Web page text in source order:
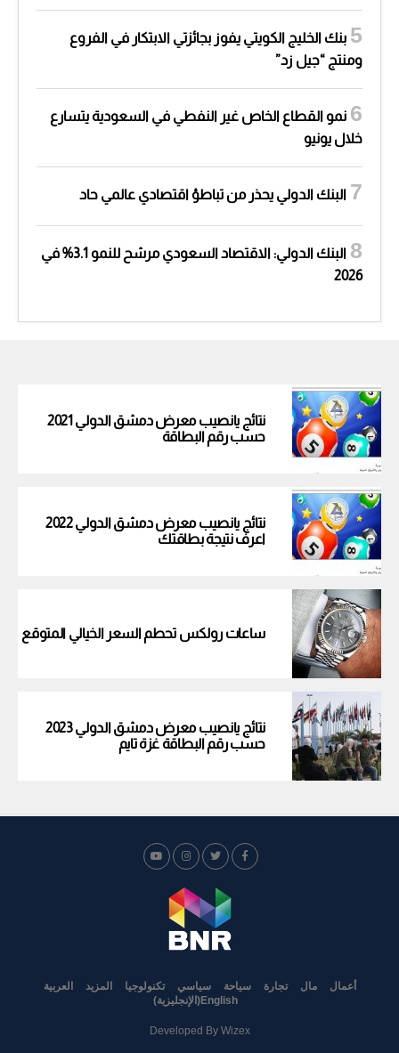
بنك الخليج الكويتي يفوز بجائزتي الابتكار في الفروع
ومنتج “جيل زد”
نمو القطاع الخاص غير النفطي في السعودية يتسارع
خلال يونيو
البنك الدولي يحذر من تباطؤ اقتصادي عالمي حاد
البنك الدولي: الاقتصاد السعودي مرشح للنمو 3.1% في
2026
نتائج يانصيب معرض دمشق الدولي 2021
حسب رقم البطاقة
نتائج يانصيب معرض دمشق الدولي 2022
اعرف نتيجة بطاقتك
ساعات رولكس تحطم السعر الخيالي المتوقع
نتائج يانصيب معرض دمشق الدولي 2023
حسب رقم البطاقة غزة تايم
أعمال مال تجارة سياحة سياسي تكنولوجيا المزيد
العربية
English
(الإنجليزية)
Developed By Wizex